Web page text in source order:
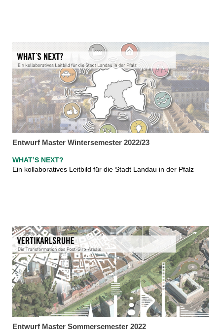
Entwurf Master Wintersemester 2022/23
WHAT’S NEXT?
Ein kollaboratives Leitbild für die Stadt Landau in der Pfalz
Entwurf Master Sommersemester 2022